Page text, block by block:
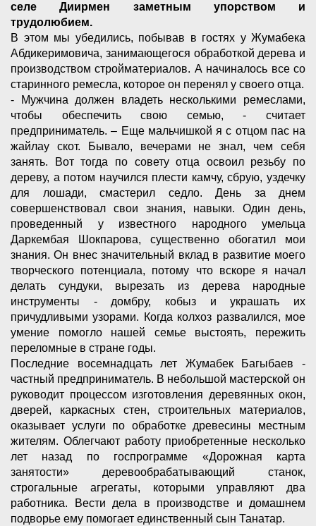
селе Диирмен заметным упорством и
трудолюбием.
В этом мы убедились, побывав в гостях у Жумабека
Абдикеримовича, занимающегося обработкой дерева и
производством стройматериалов. А начиналось все со
старинного ремесла, которое он перенял у своего отца.
- Мужчина должен владеть несколькими ремеслами,
чтобы обеспечить свою семью, - считает
предприниматель. – Еще мальчишкой я с отцом пас на
жайлау скот. Бывало, вечерами не знал, чем себя
занять. Вот тогда по совету отца освоил резьбу по
дереву, а потом научился плести камчу, сбрую, уздечку
для лошади, смастерил седло. День за днем
совершенствовал свои знания, навыки. Один день,
проведенный у известного народного умельца
Даркембая Шокпарова, существенно обогатил мои
знания. Он внес значительный вклад в развитие моего
творческого потенциала, потому что вскоре я начал
делать сундуки, вырезать из дерева народные
инструменты - домбру, кобыз и украшать их
причудливыми узорами. Когда колхоз развалился, мое
умение помогло нашей семье выстоять, пережить
переломные в стране годы.
Последние восемнадцать лет Жумабек Багыбаев -
частный предприниматель. В небольшой мастерской он
руководит процессом изготовления деревянных окон,
дверей, каркасных стен, строительных материалов,
оказывает услуги по обработке древесины местным
жителям. Облегчают работу приобретенные несколько
лет назад по госпрограмме «Дорожная карта
занятости» деревообрабатывающий станок,
строгальные агрегаты, которыми управляют два
работника. Вести дела в производстве и домашнем
подворье ему помогает единственный сын Танатар.